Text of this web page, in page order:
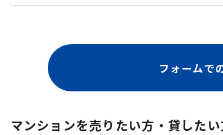
フォームで
マンションを売りたい方・貸した